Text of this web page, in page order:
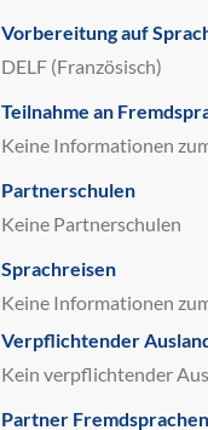
Vorbereitung auf
DELF (Französisch)
Teilnahme an
Keine Informationen
Partnerschulen
Keine Partnerschulen
Sprachreisen
Keine Informationen
Verpflichtender
Kein verpflichtender
Partner Fremdsprachen